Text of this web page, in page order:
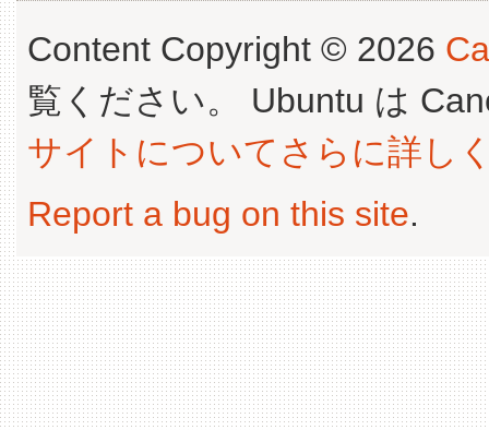
Content Copyright © 2026
覧ください。 Ubuntu は
サイトについてさらに詳し
Report a bug on this site.